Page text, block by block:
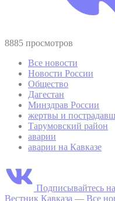
8885 просмотров
Все новости
Новости России
Общество
Дагестан
Минздрав России
жертвы и
Тарумовский район
аварии
аварии на Кавказе
Подписывайтесь
Вестник Кавказа — Все